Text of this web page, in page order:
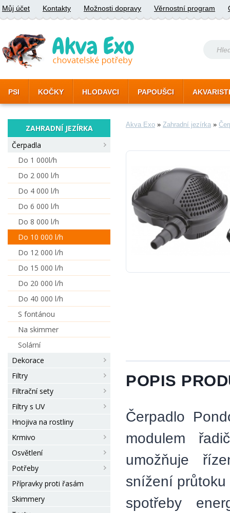
Můj účet Kontakty Možnosti dopravy Věrnostní program
PSI KOČKY HLODAVCI PAPOUŠCI
ZAHRADNÍ JEZÍRKA
Čerpadla
Do 1 000l/h
Do 2 000 l/h
Do 4 000 l/h
Do 6 000 l/h
Do 8 000 l/h
Do 10 000 l/h
Do 12 000 l/h
Do 15 000 l/h
Do 20 000 l/h
Do 40 000 l/h
S fontánou
Na skimmer
Solární
Dekorace
Filtry
Filtrační sety
Filtry s UV
Hnojiva na rostliny
Krmivo
Osvětlení
Potřeby
Přípravky proti řasám
Skimmery
Akva Exo » Zahradní jezírka »
POPIS
Čerpadlo
modulem
umožňuje
snížení
spotřeby